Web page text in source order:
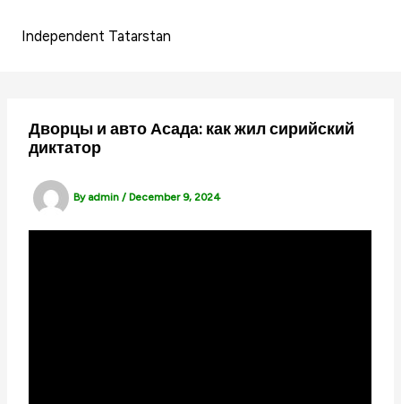
Independent Tatarstan
Дворцы и авто Асада: как жил сирийский
диктатор
By admin/ December 9, 2024